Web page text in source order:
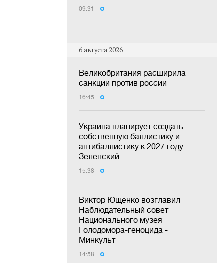
09:31
6 августа 2026
Великобритания расширила
санкции против россии
16:45
Украина планирует создать
собственную баллистику и
антибаллистику к 2027 году -
Зеленский
15:38
Виктор Ющенко возглавил
Наблюдательный совет
Национального музея
Голодомора-геноцида -
Минкульт
14:58